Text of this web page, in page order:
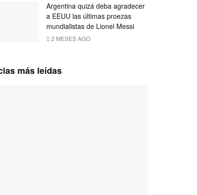
Argentina quizá deba agradecer
a EEUU las últimas proezas
mundialistas de Lionel Messi
2 MESES AGO
más leídas